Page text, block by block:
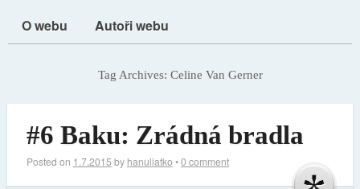
O webu
Autoři webu
Tag Archives: Celine Van Gerner
#6 Baku: Zrádná bradla
Posted on 1.7.2015 by hanuliatko •0 comment